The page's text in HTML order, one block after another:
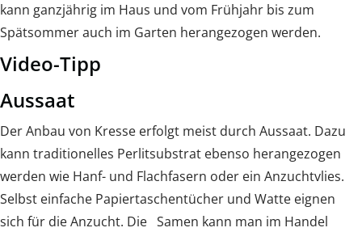
kann ganzjährig im Haus und vom Frühjahr bis zum
Spätsommer auch im Garten herangezogen werden.
Video-Tipp
Aussaat
Der Anbau von Kresse erfolgt meist durch Aussaat. Dazu
kann traditionelles Perlitsubstrat ebenso herangezogen
werden wie Hanf- und Flachfasern oder ein Anzuchtvlies.
Selbst einfache Papiertaschentücher und Watte eignen
sich für die Anzucht. Die Samen kann man im Handel